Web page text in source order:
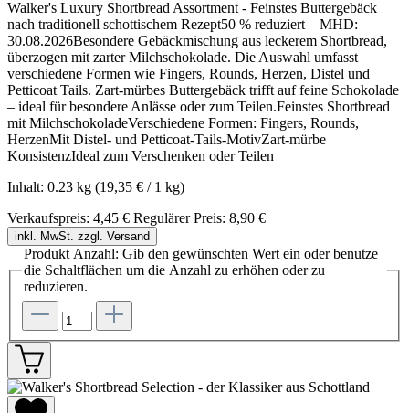
Walker's Luxury Shortbread Assortment - Feinstes Buttergebäck
nach traditionell schottischem Rezept50 % reduziert – MHD:
30.08.2026Besondere Gebäckmischung aus leckerem Shortbread,
überzogen mit zarter Milchschokolade. Die Auswahl umfasst
verschiedene Formen wie Fingers, Rounds, Herzen, Distel und
Petticoat Tails. Zart-mürbes Buttergebäck trifft auf feine Schokolade
– ideal für besondere Anlässe oder zum Teilen.Feinstes Shortbread
mit MilchschokoladeVerschiedene Formen: Fingers, Rounds,
HerzenMit Distel- und Petticoat-Tails-MotivZart-mürbe
KonsistenzIdeal zum Verschenken oder Teilen
Inhalt: 0.23 kg (19,35 € / 1 kg)
Verkaufspreis: 4,45 € Regulärer Preis: 8,90 €
inkl. MwSt. zzgl. Versand
Produkt Anzahl: Gib den gewünschten Wert ein oder benutze
die Schaltflächen um die Anzahl zu erhöhen oder zu
reduzieren.